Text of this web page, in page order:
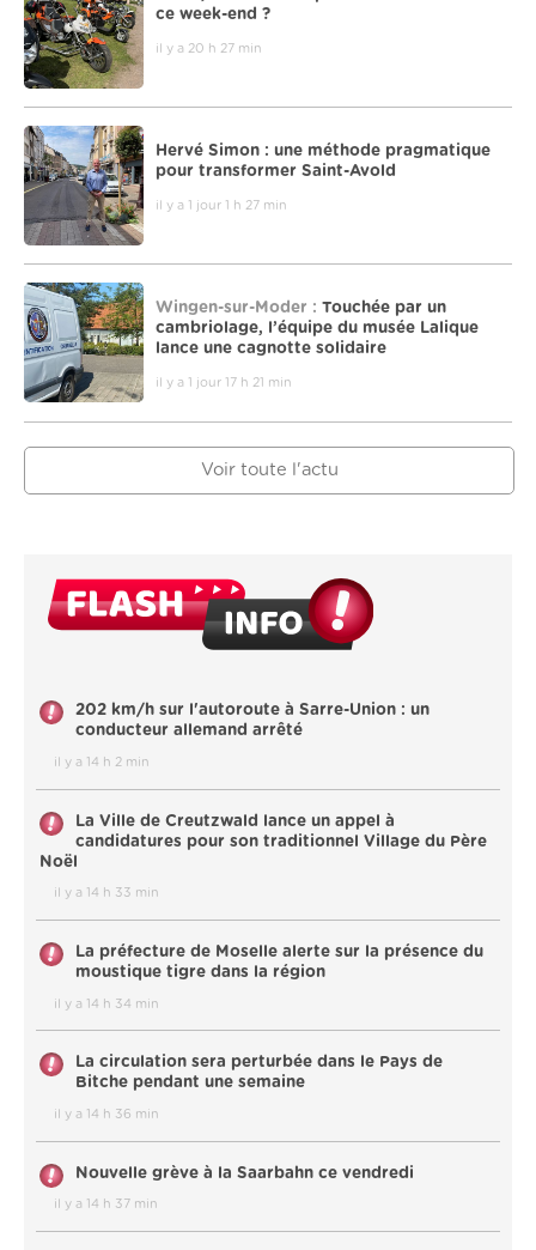
ce week-end ?
il y a 20 h 27 min
Hervé Simon : une méthode pragmatique
pour transformer Saint-Avold
il y a 1 jour 1 h 27 min
Wingen-sur-Moder : Touchée par un
cambriolage, l’équipe du musée Lalique
lance une cagnotte solidaire
il y a 1 jour 17 h 21 min
Voir toute l'actu
202 km/h sur l'autoroute à Sarre-Union : un
conducteur allemand arrêté
il y a 14 h 2 min
La Ville de Creutzwald lance un appel à
candidatures pour son traditionnel Village du Père
Noël
il y a 14 h 33 min
La préfecture de Moselle alerte sur la présence du
moustique tigre dans la région
il y a 14 h 34 min
La circulation sera perturbée dans le Pays de
Bitche pendant une semaine
il y a 14 h 36 min
Nouvelle grève à la Saarbahn ce vendredi
il y a 14 h 37 min